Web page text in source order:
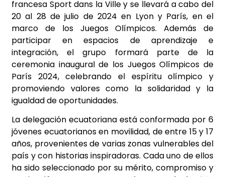
francesa Sport dans la Ville y se llevará a cabo del
20 al 28 de julio de 2024 en Lyon y París, en el
marco de los Juegos Olímpicos. Además de
participar en espacios de aprendizaje e
integración, el grupo formará parte de la
ceremonia inaugural de los Juegos Olímpicos de
París 2024, celebrando el espíritu olímpico y
promoviendo valores como la solidaridad y la
igualdad de oportunidades.
La delegación ecuatoriana está conformada por 6
jóvenes ecuatorianos en movilidad, de entre 15 y 17
años, provenientes de varias zonas vulnerables del
país y con historias inspiradoras. Cada uno de ellos
ha sido seleccionado por su mérito, compromiso y